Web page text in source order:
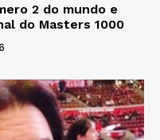
2 do mundo e
do Masters 1000